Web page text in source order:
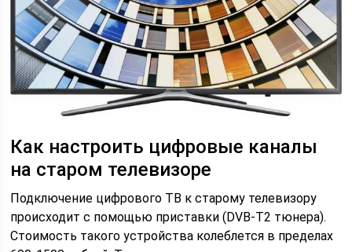
Как настроить цифровые каналы
на старом телевизоре
Подключение цифрового ТВ к старому телевизору
происходит с помощью приставки (DVB-T2 тюнера).
Стоимость такого устройства колеблется в пределах